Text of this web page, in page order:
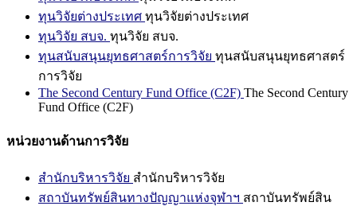
ทุนวิจัยต่างประเทศ ทุนวิจัยต่างประเทศ
ทุนวิจัย สบจ. ทุนวิจัย สบจ.
ทุนสนับสนุนยุทธศาสตร์การวิจัย ทุนสนับสนุนยุทธศาสตร์
การวิจัย
The Second Century Fund Office (C2F) The Second Century
Fund Office (C2F)
หน่วยงานด้านการวิจัย
สำนักบริหารวิจัย สำนักบริหารวิจัย
สถาบันทรัพย์สินทางปัญญาแห่งจุฬาฯ สถาบันทรัพย์สิน